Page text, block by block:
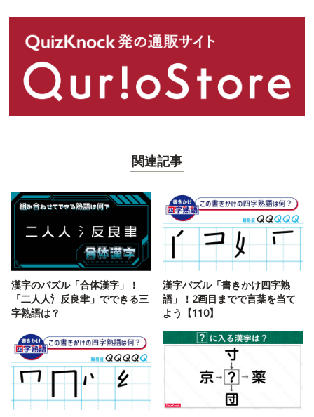
関連記事
漢字のパズル「合体漢字」！
「二人人氵反良聿」でできる三
字熟語は？
漢字パズル「書きかけ四字熟
語」！2画目までで言葉を当て
よう【110】